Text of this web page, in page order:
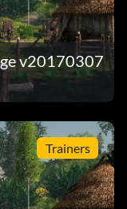
v20170307
Trainers